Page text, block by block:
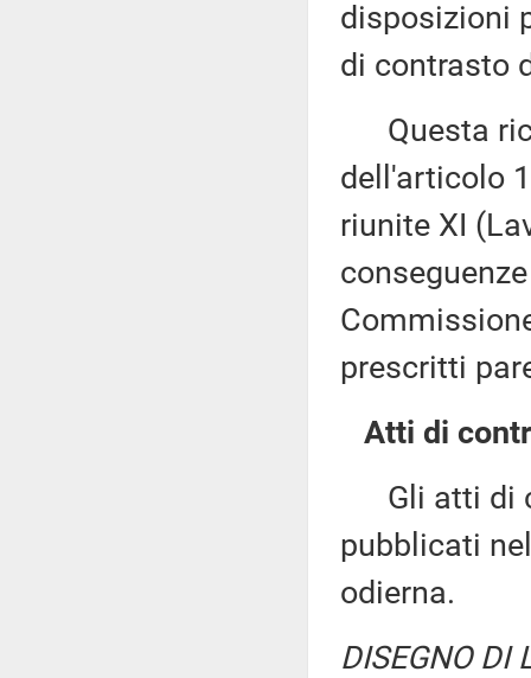
disposizioni
di contrasto
Questa
dell'articolo
riunite XI
prescritti
Atti di
Gli atti di
pubblicati
odierna.
DISEGNO DI